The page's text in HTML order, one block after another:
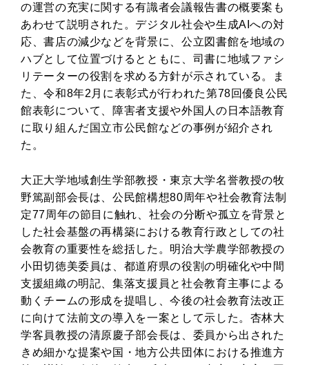
の運営の充実に関する有識者会議報告書の概要案も
あわせて説明された。デジタル社会や生成AIへの対
応、書店の減少などを背景に、公立図書館を地域の
ハブとして位置づけるとともに、司書に地域ファシ
リテーターの役割を求める方針が示されている。ま
た、令和8年2月に表彰式が行われた第78回優良公民
館表彰について、障害者支援や外国人の日本語教育
に取り組んだ国立市公民館などの事例が紹介され
た。
大正大学地域創生学部教授・東京大学名誉教授の牧
野篤副部会長は、公民館構想80周年や社会教育法制
定77周年の節目に触れ、社会の分断や孤立を背景と
した社会基盤の再構築における教育行政としての社
会教育の重要性を総括した。明治大学農学部教授の
小田切徳美委員は、都道府県の役割の明確化や中間
支援組織の明記、集落支援員と社会教育主事による
動くチームの形成を提唱し、今後の社会教育法改正
に向けて法前文の導入を一案として示した。杏林大
学客員教授の清原慶子部会長は、委員から出された
きめ細かな提案や国・地方公共団体における推進方